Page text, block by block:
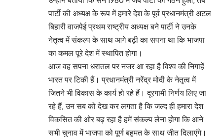
पार्टी की अध्यक्ष के रूप में हमारे देश के पूर्व प्रधानमंत्री अटल
बिहारी वाजपेई प्रथम राष्ट्रीय अध्यक्ष बने पार्टी ने उनके
नेतृत्व में संकल्प के साथ आगे बढ़ी का सपना था कि भाजपा
का कमल पूरे देश में स्थापित होगा।
आज वह सपना धरातल पर नजर आ रहा है विश्व की निगाहें
भारत पर टिकी हैं। प्रधानमंत्री नरेंद्र मोदी के नेतृत्व में
जितने भी विकास के कार्य हो रहे हैं। दूरगामी निर्णय लिए जा
रहे हैं, उन सब को देख कर लगता है कि जल्द ही हमारा देश
विकसित की ओर बढ़ रहा है हमें संकल्प लेना होगा कि आने
सभी चुनाव में भाजपा को पूर्ण बहुमत के साथ जीत दिलाएंगे।